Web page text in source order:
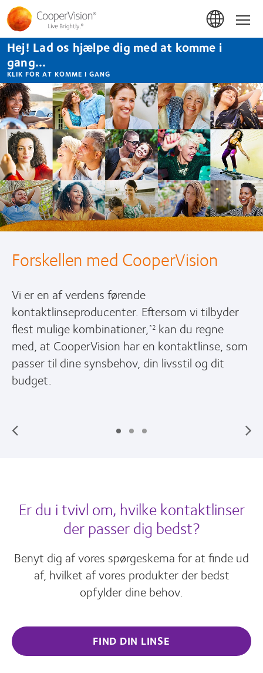
hovedindhold
Hej! Lad os hjælpe dig med at komme i
gang...
KLIK FOR AT KOMME I GANG
Kontaktlinser
Forskellen med CooperVision
Vi er en af verdens førende
kontaktlinseproducenter. Eftersom vi tilbyder
flest mulige kombinationer,*2 kan du regne
med, at CooperVision har en kontaktlinse, som
passer til dine synsbehov, din livsstil og dit
budget.
Er du i tvivl om, hvilke kontaktlinser
der passer dig bedst?
Benyt dig af vores spørgeskema for at finde ud
af, hvilket af vores produkter der bedst
opfylder dine behov.
FIND DIN LINSE